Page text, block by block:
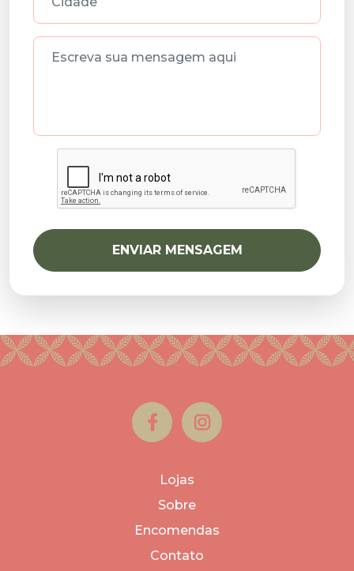
ENVIAR MENSAGEM
Lojas
Sobre
Encomendas
Contato